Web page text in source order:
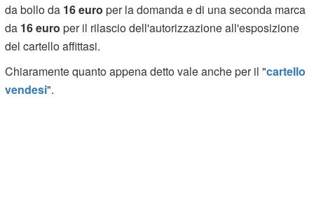
da bollo da 16 euro per la domanda e di una seconda marca
da 16 euro per il rilascio dell'autorizzazione all'esposizione
del cartello affittasi.
Chiaramente quanto appena detto vale anche per il "cartello
vendesi".